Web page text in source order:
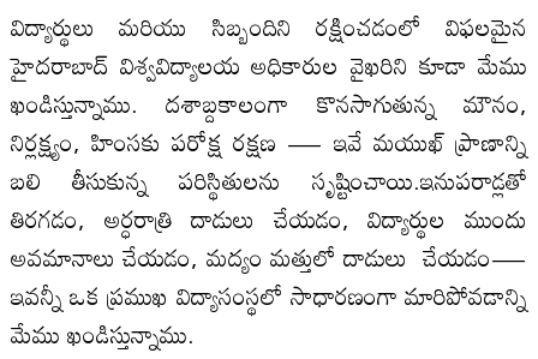
విద్యార్థులు మరియు సిబ్బందిని రక్షించడంలో విఫలమైన
హైదరాబాద్ విశ్వవిద్యాలయ అధికారుల వైఖరిని కూడా మేము
ఖండిస్తున్నాము. దశాబ్దకాలంగా కొనసాగుతున్న మౌనం,
నిర్లక్ష్యం, హింసకు పరోక్ష రక్షణ — ఇవే మయుఖ్ ప్రాణాన్ని
బలి తీసుకున్న పరిస్థితులను సృష్టించాయి.ఇనుపరాడ్లతో
తిరగడం, అర్ధరాత్రి దాడులు చేయడం, విద్యార్థుల ముందు
అవమానాలు చేయడం, మద్యం మత్తులో దాడులు చేయడం—
ఇవన్నీ ఒక ప్రముఖ విద్యాసంస్థలో సాధారణంగా మారిపోవడాన్ని
మేము ఖండిస్తున్నాము.